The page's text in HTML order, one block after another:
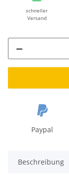
schneller
Versand
Paypal
Beschreibung